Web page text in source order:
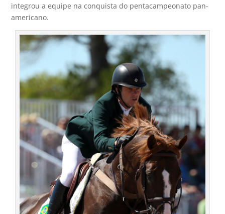
integrou a equipe na conquista do pentacampeonato pan-
americano.